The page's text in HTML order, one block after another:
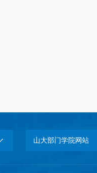
山大部门学院网站